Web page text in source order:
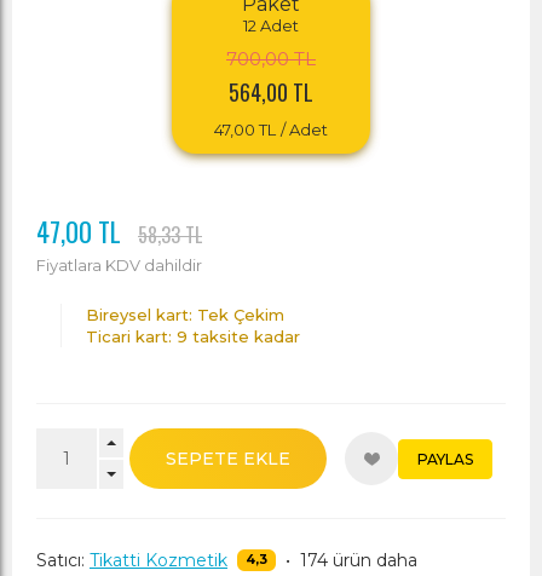
12 Adet
700,00 TL
564,00 TL
47,00 TL / Adet
47,00 TL 58,33 TL
Fiyatlara KDV dahildir
Bireysel kart: Tek Çekim
Ticari kart: 9 taksite kadar
SEPETE EKLE PAYLAS
Satıcı: Tikatti Kozmetik 4,3 • 174 ürün daha